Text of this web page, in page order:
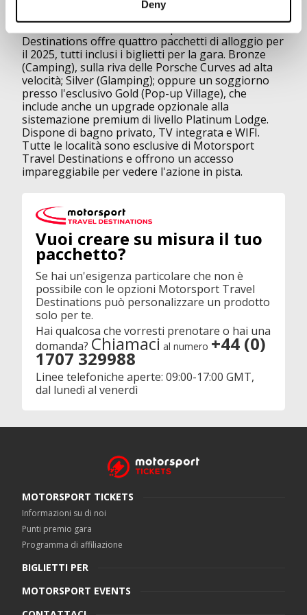
Deny
nello spirito delle corse.
Destinations offre quattro pacchetti di alloggio per
il 2025, tutti inclusi i biglietti per la gara. Bronze
(Camping), sulla riva delle Porsche Curves ad alta
velocità; Silver (Glamping); oppure un soggiorno
presso l'esclusivo Gold (Pop-up Village), che
include anche un upgrade opzionale alla
sistemazione premium di livello Platinum Lodge.
Dispone di bagno privato, TV integrata e WIFI.
Tutte le località sono esclusive di Motorsport
Travel Destinations e offrono un accesso
impareggiabile per vedere l'azione in pista.
Vuoi creare su misura il tuo
pacchetto?
Se hai un'esigenza particolare che non è
possibile con le opzioni Motorsport Travel
Destinations può personalizzare un prodotto
solo per te.
Hai qualcosa che vorresti prenotare o hai una
domanda? Chiamaci al numero +44 (0)
1707 329988
Linee telefoniche aperte: 09:00-17:00 GMT,
dal lunedì al venerdì
MOTORSPORT TICKETS
Informazioni su di noi
Punti premio gara
Programma di affiliazione
BIGLIETTI PER
MOTORSPORT EVENTS